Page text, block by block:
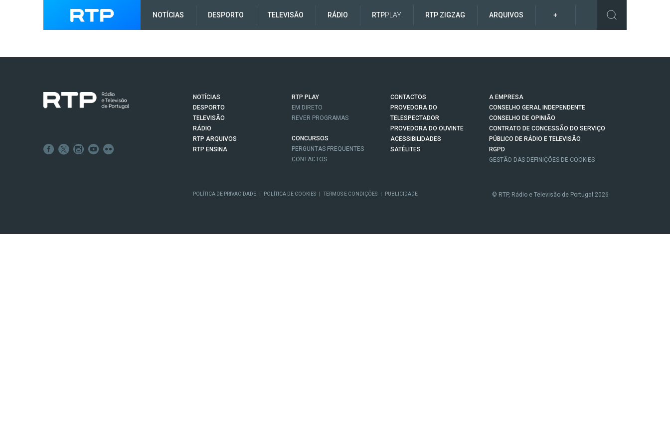
NOTÍCIAS DESPORTO TELEVISÃO RÁDIO RTPPLAY RTP ZIGZAG ARQUIVOS +
NOTÍCIAS
DESPORTO
TELEVISÃO
RÁDIO
RTP ARQUIVOS
RTP ENSINA
RTP PLAY
EM DIRETO
REVER PROGRAMAS
CONCURSOS
PERGUNTAS FREQUENTES
CONTACTOS
CONTACTOS
PROVEDORA DO
TELESPECTADOR
PROVEDORA DO OUVINTE
ACESSIBILIDADES
SATÉLITES
A EMPRESA
CONSELHO GERAL INDEPENDENTE
CONSELHO DE OPINIÃO
CONTRATO DE CONCESSÃO DO SERVIÇO
PÚBLICO DE RÁDIO E TELEVISÃO
RGPD
GESTÃO DAS DEFINIÇÕES DE COOKIES
POLÍTICA DE PRIVACIDADE POLÍTICA DE COOKIES TERMOS E CONDIÇÕES PUBLICIDADE © RTP, Rádio e Televisão de Portugal 2026